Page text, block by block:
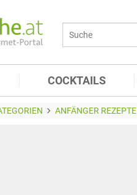
COCKTAILS
ANFÄNGER REZEPTE